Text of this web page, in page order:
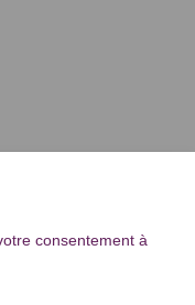
consentement à